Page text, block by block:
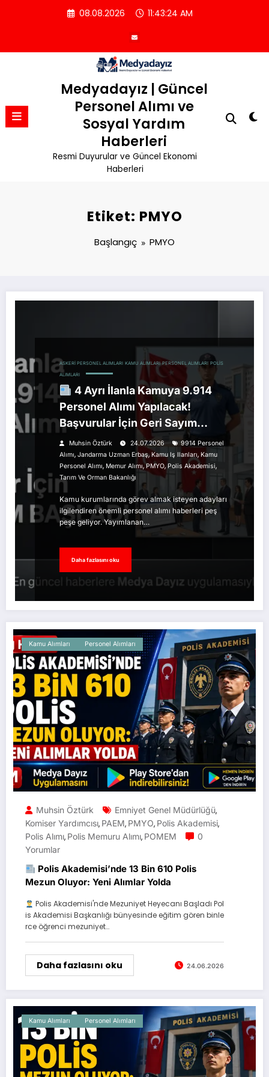
08.08.2026 11:43:24 AM
Medyadayız | Güncel
Personel Alımı ve
Sosyal Yardım
Haberleri
Resmi Duyurular ve Güncel Ekonomi
Haberleri
Etiket: PMYO
Başlangıç PMYO
ASKERI PERSONEL ALIMLARI KAMU ALIMLARI PERSONEL ALIMLARI POLIS
ALIMLARI
4 Ayrı İlanla Kamuya 9.914
Personel Alımı Yapılacak!
Başvurular İçin Geri Sayım
Başladı
Muhsin Öztürk 24.07.2026
9914 Personel
Alımı, Jandarma Uzman Erbaş, Kamu Iş Ilanları, Kamu
Personel Alımı, Memur Alımı,PMYO,Polis Akademisi,
Tarım Ve Orman Bakanlığı
Kamu kurumlarında görev almak isteyen adayları
ilgilendiren önemli personel alımı haberleri peş
peşe geliyor. Yayımlanan…
Daha fazlasını oku
Kamu Alımları Personel Alımları
Muhsin Öztürk Emniyet Genel Müdürlüğü,
Komiser Yardımcısı, PAEM, PMYO, Polis Akademisi,
Polis Alımı, Polis Memuru Alımı, POMEM
0
Yorumlar
Polis Akademisi’nde 13 Bin 610 Polis
Mezun Oluyor: Yeni Alımlar Yolda
Polis Akademisi'nde Mezuniyet Heyecanı Başladı Pol
is Akademisi Başkanlığı bünyesinde eğitim gören binle
rce öğrenci mezuniyet…
Daha fazlasını oku 24.06.2026
Kamu Alımları Personel Alımları